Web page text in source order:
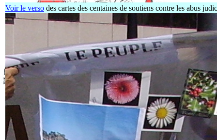
Voir le verso des cartes des centaines de soutiens contre les abus